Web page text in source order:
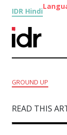
IDR Hindi
GROUND UP
READ THIS